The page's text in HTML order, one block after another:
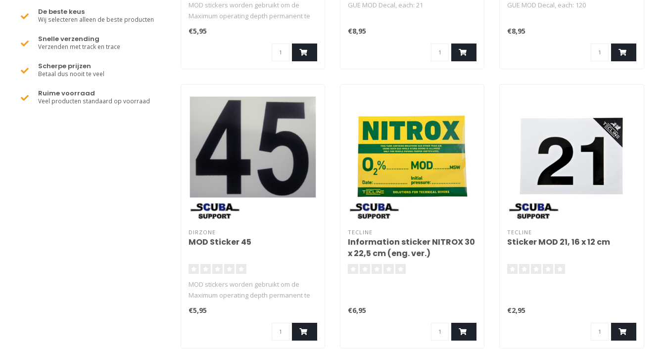
De beste keus
Wij selecteren alleen de beste producten
Snelle verzending
Verzenden met track en trace
Scherpe prijzen
Betaal dus nooit te veel
Ruime voorraad
Veel producten standaard op voorraad
MOD stickers worden gebruikt om de
Maximum operating depth permanent te
markeren op flessen. Duurzaam vinyl
geschikt voor gebruik onderwater
€5,95
GUE MOD Decal, each: 21
€8,95
GUE MOD Decal, each: 120
€8,95
DIRZONE
MOD Sticker 45
MOD stickers worden gebruikt om de
Maximum operating depth permanent te
markeren op flessen Duurzaam vinyl
sticker Duidelijk af te lezen ontwerp Zeer
geschikt voor gebruik onderwater
€5,95
TECLINE
Information sticker NITROX 30
x 22,5 cm (eng. ver.)
€6,95
TECLINE
Sticker MOD 21, 16 x 12 cm
€2,95